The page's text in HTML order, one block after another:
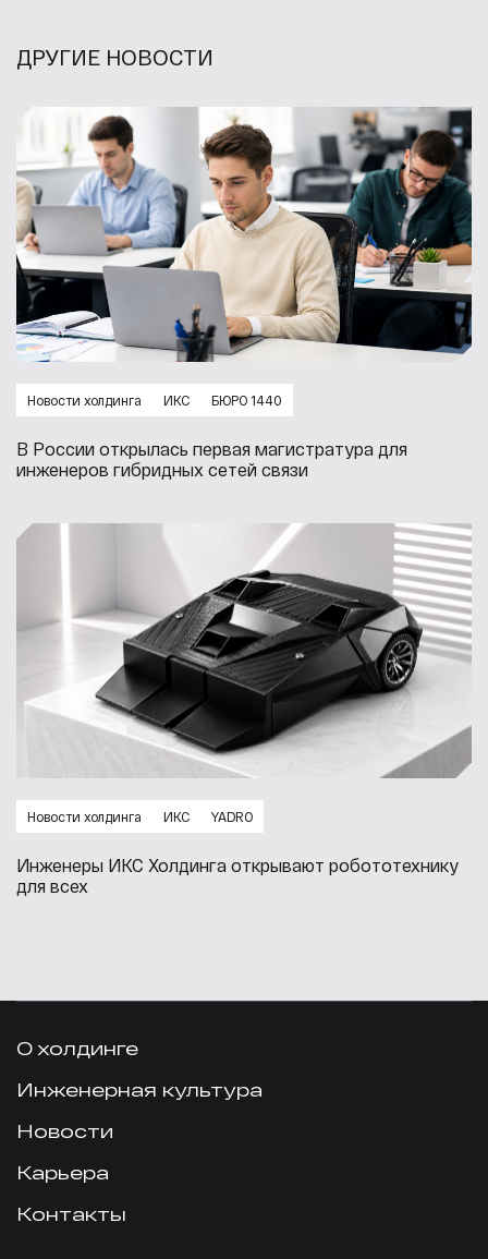
ДРУГИЕ НОВОСТИ
Новости холдинга ИКС БЮРО 1440
В России открылась первая магистратура для
инженеров гибридных сетей связи
Новости холдинга ИКС YADRO
Инженеры ИКС Холдинга открывают робототехнику
для всех
О холдинге
Инженерная культура
Новости
Карьера
Контакты